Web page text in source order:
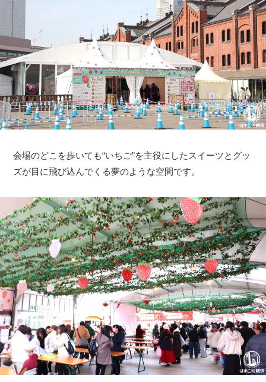
会場のどこを歩いても“いちご”を主役にしたスイーツとグッ
ズが目に飛び込んでくる夢のような空間です。